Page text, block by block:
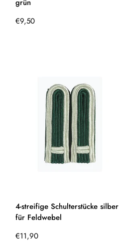
grün
Regulärer
€9,50
4-streifige Schulterstücke silber
für Feldwebel
Regulärer
€11,90